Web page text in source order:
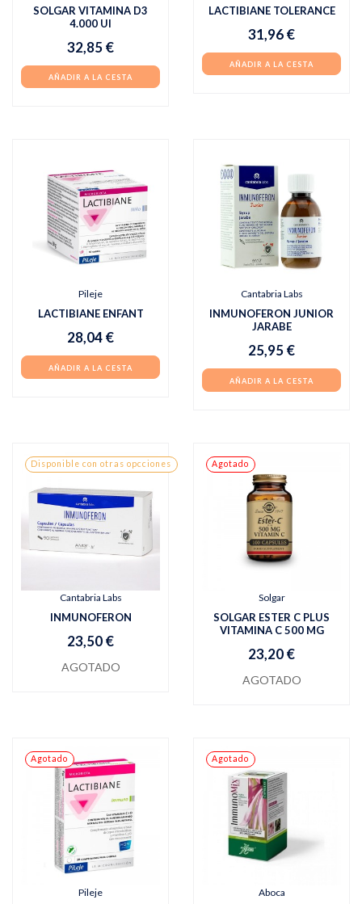
SOLGAR VITAMINA D3
4.000 UI
32,85 €
AÑADIR A LA CESTA
LACTIBIANE TOLERANCE
31,96 €
AÑADIR A LA CESTA
Pileje
LACTIBIANE ENFANT
28,04 €
AÑADIR A LA CESTA
Cantabria Labs
INMUNOFERON JUNIOR
JARABE
25,95 €
AÑADIR A LA CESTA
Disponible con otras opcciones
Cantabria Labs
INMUNOFERON
23,50 €
AGOTADO
Agotado
Solgar
SOLGAR ESTER C PLUS
VITAMINA C 500 MG
23,20 €
AGOTADO
Agotado
Pileje
Agotado
Aboca